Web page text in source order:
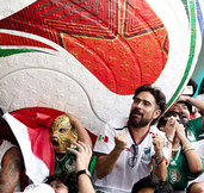
призвал доноров-
республиканцев
Вэнса на выборах 2028
вчера, 19:20 Число
в РФ превысило
2022 года
вчера, 19:15Жуковский и